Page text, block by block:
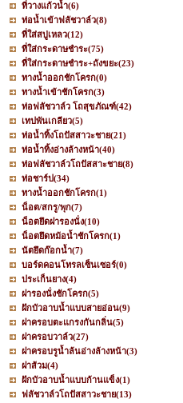
ที่วางแก้วน้ำ(6)
ท่อน้ำเข้าฟลัชวาล์ว(8)
ที่ใส่สบู่เหลว(12)
ที่ใส่กระดาษชำระ(75)
ที่ใส่กระดาษชำระ+ถังขยะ(23)
ทางน้ำออกชักโครก(0)
ทางน้ำเข้าชักโครก(3)
ท่อฟลัชวาล์ว โถสุขภัณฑ์(42)
เทปพันเกลียว(5)
ท่อน้ำทิ้งโถปัสสาวะชาย(21)
ท่อน้ำทิ้งอ่างล้างหน้า(40)
ท่อฟลัชวาล์วโถปัสสาะชาย(8)
ท่อชาร์ป(34)
ทางน้ำออกชักโครก(1)
น็อต/สกรู/พุก(7)
น็อตยึดฝารองนั่ง(10)
น็อตยึดหม้อน้ำชักโครก(1)
นัตยึดก๊อกน้ำ(7)
บอร์ดคอนโทรลเซ็นเซอร์(0)
ประเก็นยาง(4)
ฝารองนั่งชักโครก(5)
ฝักบัวอาบน้ำแบบสายอ่อน(9)
ฝาครอบตะแกรงกันกลิ่น(5)
ฝาครอบวาล์ว(27)
ฝาครอบรูน้ำล้นอ่างล้างหน้า(3)
ฝาส้วม(4)
ฝักบัวอาบน้ำแบบก้านแข็ง(1)
ฟลัชวาล์วโถปัสสาวะชาย(13)